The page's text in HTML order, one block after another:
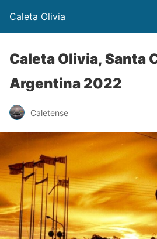
Caleta Olivia
Caleta Olivia, Santa
Argentina 2022
Caletense